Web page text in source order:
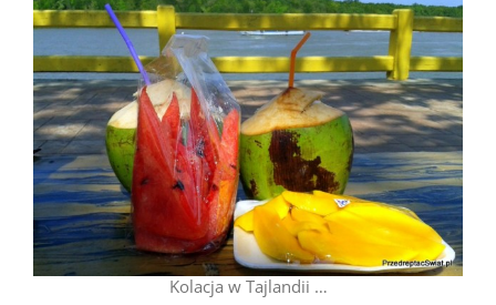
Kolacja w Tajlandii …